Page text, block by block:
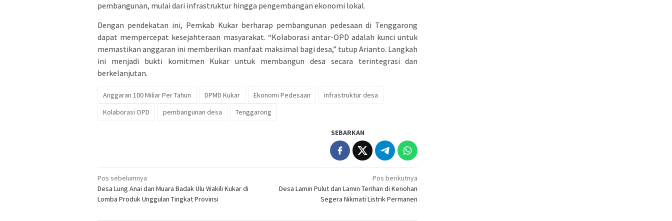
pembangunan, mulai dari infrastruktur hingga pengembangan ekonomi lokal.
Dengan pendekatan ini, Pemkab Kukar berharap pembangunan pedesaan di Tenggarong
dapat mempercepat kesejahteraan masyarakat. “Kolaborasi antar-OPD adalah kunci untuk
memastikan anggaran ini memberikan manfaat maksimal bagi desa,” tutup Arianto. Langkah
ini menjadi bukti komitmen Kukar untuk membangun desa secara terintegrasi dan
berkelanjutan.
Anggaran 100 Miliar Per Tahun DPMD Kukar Ekonomi Pedesaan
infrastruktur desa
Kolaborasi OPD
pembangunan desa Tenggarong
SEBARKAN
Navigasi
pos
Pos sebelumnya
Desa Lung Anai dan Muara Badak Ulu Wakili Kukar di
Lomba Produk Unggulan Tingkat Provinsi
Pos berikutnya
Desa Lamin Pulut dan Lamin Terihan di Kenohan
Segera Nikmati Listrik Permanen